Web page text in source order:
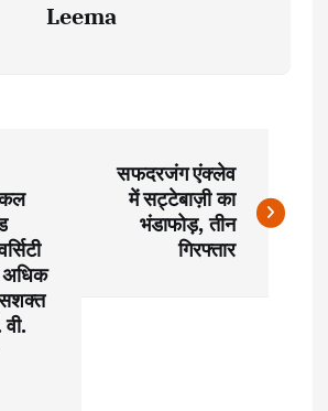
Leema
सशक्त
वी.
सफदरजंग एंक्लेव
में सट्टेबाज़ी का
भंडाफोड़, तीन
गिरफ्तार